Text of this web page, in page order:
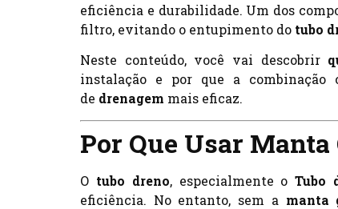
eficiência e durabilidade. Um dos
filtro, evitando o entupimento do tubo
Neste conteúdo, você vai descobrir
instalação e por que a combinação
de drenagem mais eficaz.
Por Que Usar
O tubo dreno, especialmente oTubo
eficiência. No entanto, sem a manta